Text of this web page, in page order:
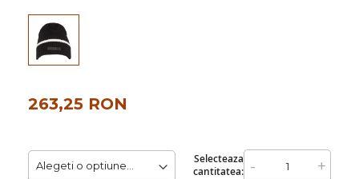
Selecteaza
cantitatea: - +
263,25 RON